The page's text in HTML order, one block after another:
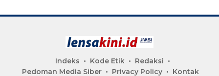
Indeks Kode Etik
Redaksi
Pedoman Media Siber
Privacy Policy Kontak